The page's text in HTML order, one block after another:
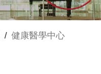
/ 健康醫學中心